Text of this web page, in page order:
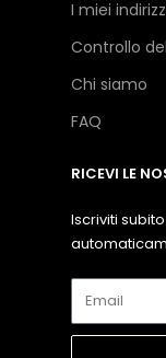
I miei
Controllo
Chi siamo
FAQ
RICEVI LE
Iscriviti